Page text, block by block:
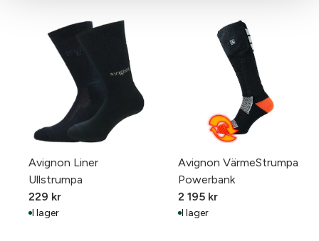
Avignon Liner
Ullstrumpa
229 kr
I lager
Avignon VärmeStrumpa
Powerbank
2 195 kr
I lager